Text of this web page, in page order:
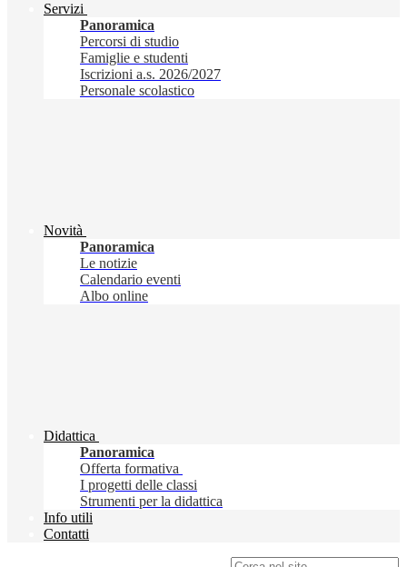
Servizi
Panoramica
Percorsi di studio
Famiglie e studenti
Iscrizioni a.s. 2026/2027
Personale scolastico
Novità
Panoramica
Le notizie
Calendario eventi
Albo online
Didattica
Panoramica
Offerta formativa
I progetti delle classi
Strumenti per la didattica
Info utili
Contatti